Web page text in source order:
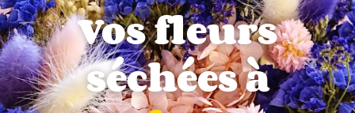
Vos fleurs
séchées à